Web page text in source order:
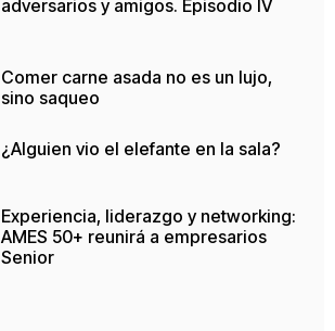
adversarios y amigos. Episodio IV
Comer carne asada no es un lujo,
sino saqueo
¿Alguien vio el elefante en la sala?
Experiencia, liderazgo y networking:
AMES 50+ reunirá a empresarios
Senior